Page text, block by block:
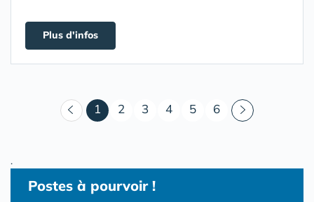
Plus d'infos
1 (courant)
2 3 4 5 6
.
Postes à pourvoir !